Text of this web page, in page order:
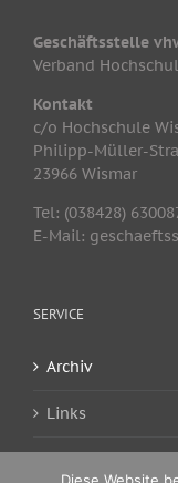
Geschäftsstelle
Verband
Kontakt
c/o Hochschule
Philipp-Müller-
23966 Wismar
Tel: (038428)
E-Mail:
SERVICE
Archiv
Links